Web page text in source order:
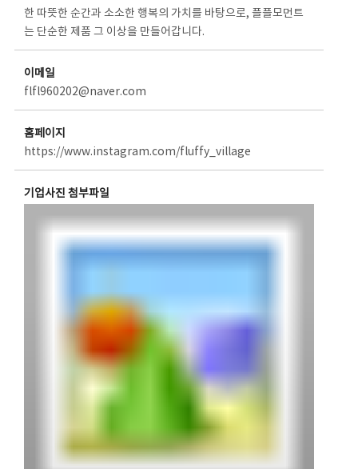
한 따뜻한 순간과 소소한 행복의 가치를 바탕으로, 플플모먼트
는 단순한 제품 그 이상을 만들어갑니다.
이메일
flfl960202@naver.com
홈페이지
https://www.instagram.com/fluffy_village
기업사진 첨부파일